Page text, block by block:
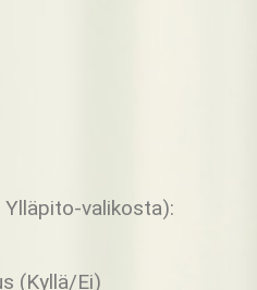
valikosta):
(Kyllä/Ei)